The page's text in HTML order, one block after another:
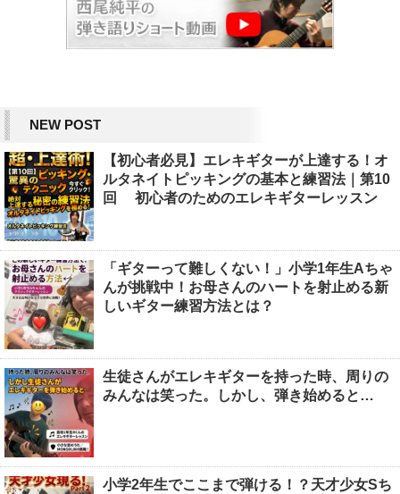
NEW POST
【初心者必見】エレキギターが上達する！オ
ルタネイトピッキングの基本と練習法｜第10
回 初心者のためのエレキギターレッスン
「ギターって難しくない！」小学1年生Aちゃ
んが挑戦中！お母さんのハートを射止める新
しいギター練習方法とは？
生徒さんがエレキギターを持った時、周りの
みんなは笑った。しかし、弾き始めると…
小学2年生でここまで弾ける！？天才少女Sち